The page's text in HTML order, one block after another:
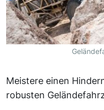
Meistere einen
robusten